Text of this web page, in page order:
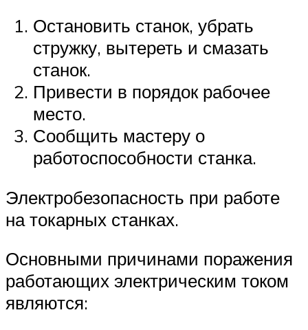
Остановить станок, убрать
стружку, вытереть и смазать
станок.
Привести в порядок рабочее
место.
Сообщить мастеру о
работоспособности станка.
Электробезопасность при работе
на токарных станках.
Основными причинами поражения
работающих электрическим током
являются: